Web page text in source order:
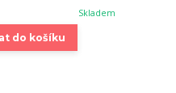
Skladem
do košíku